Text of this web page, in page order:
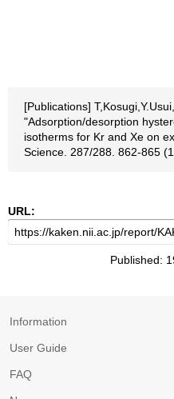
[Publications]
"Adsorption/desorption
isotherms for Kr and Xe on
Science. 287/288. 862-865
URL:
Published:
Information
User Guide
FAQ